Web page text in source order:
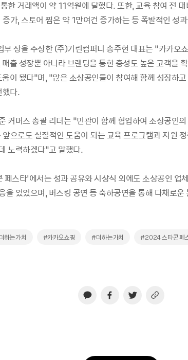
한 거래액이 약 11억원에 달했다. 또한, 교육 참여 전
가, 스토어 찜은 약 1만여건 증가하는 등 폭발적인 성
부 상을 수상한 (주)기린컴퍼니 송주현 대표는 “카카오
출 성장뿐 아니라 브랜딩을 통한 충성도 높은 고객을
이 됐다”며, “많은 소상공인들이 참여해 함께 성장하
다.
커머스 총괄 리더는 “민관이 함께 협업하여 소상공인
으로도 실질적인 도움이 되는 교육 프로그램과 지원
노력하겠다”고 말했다.
페스타’에서는 성과 공유와 시상식 외에도 소상공인 업
을 었었으며, 버스킹 공연 등 축하공연을 통해 다채로
하는가치 #카카오쇼핑 #더하는가치 #2024 스타콘 페